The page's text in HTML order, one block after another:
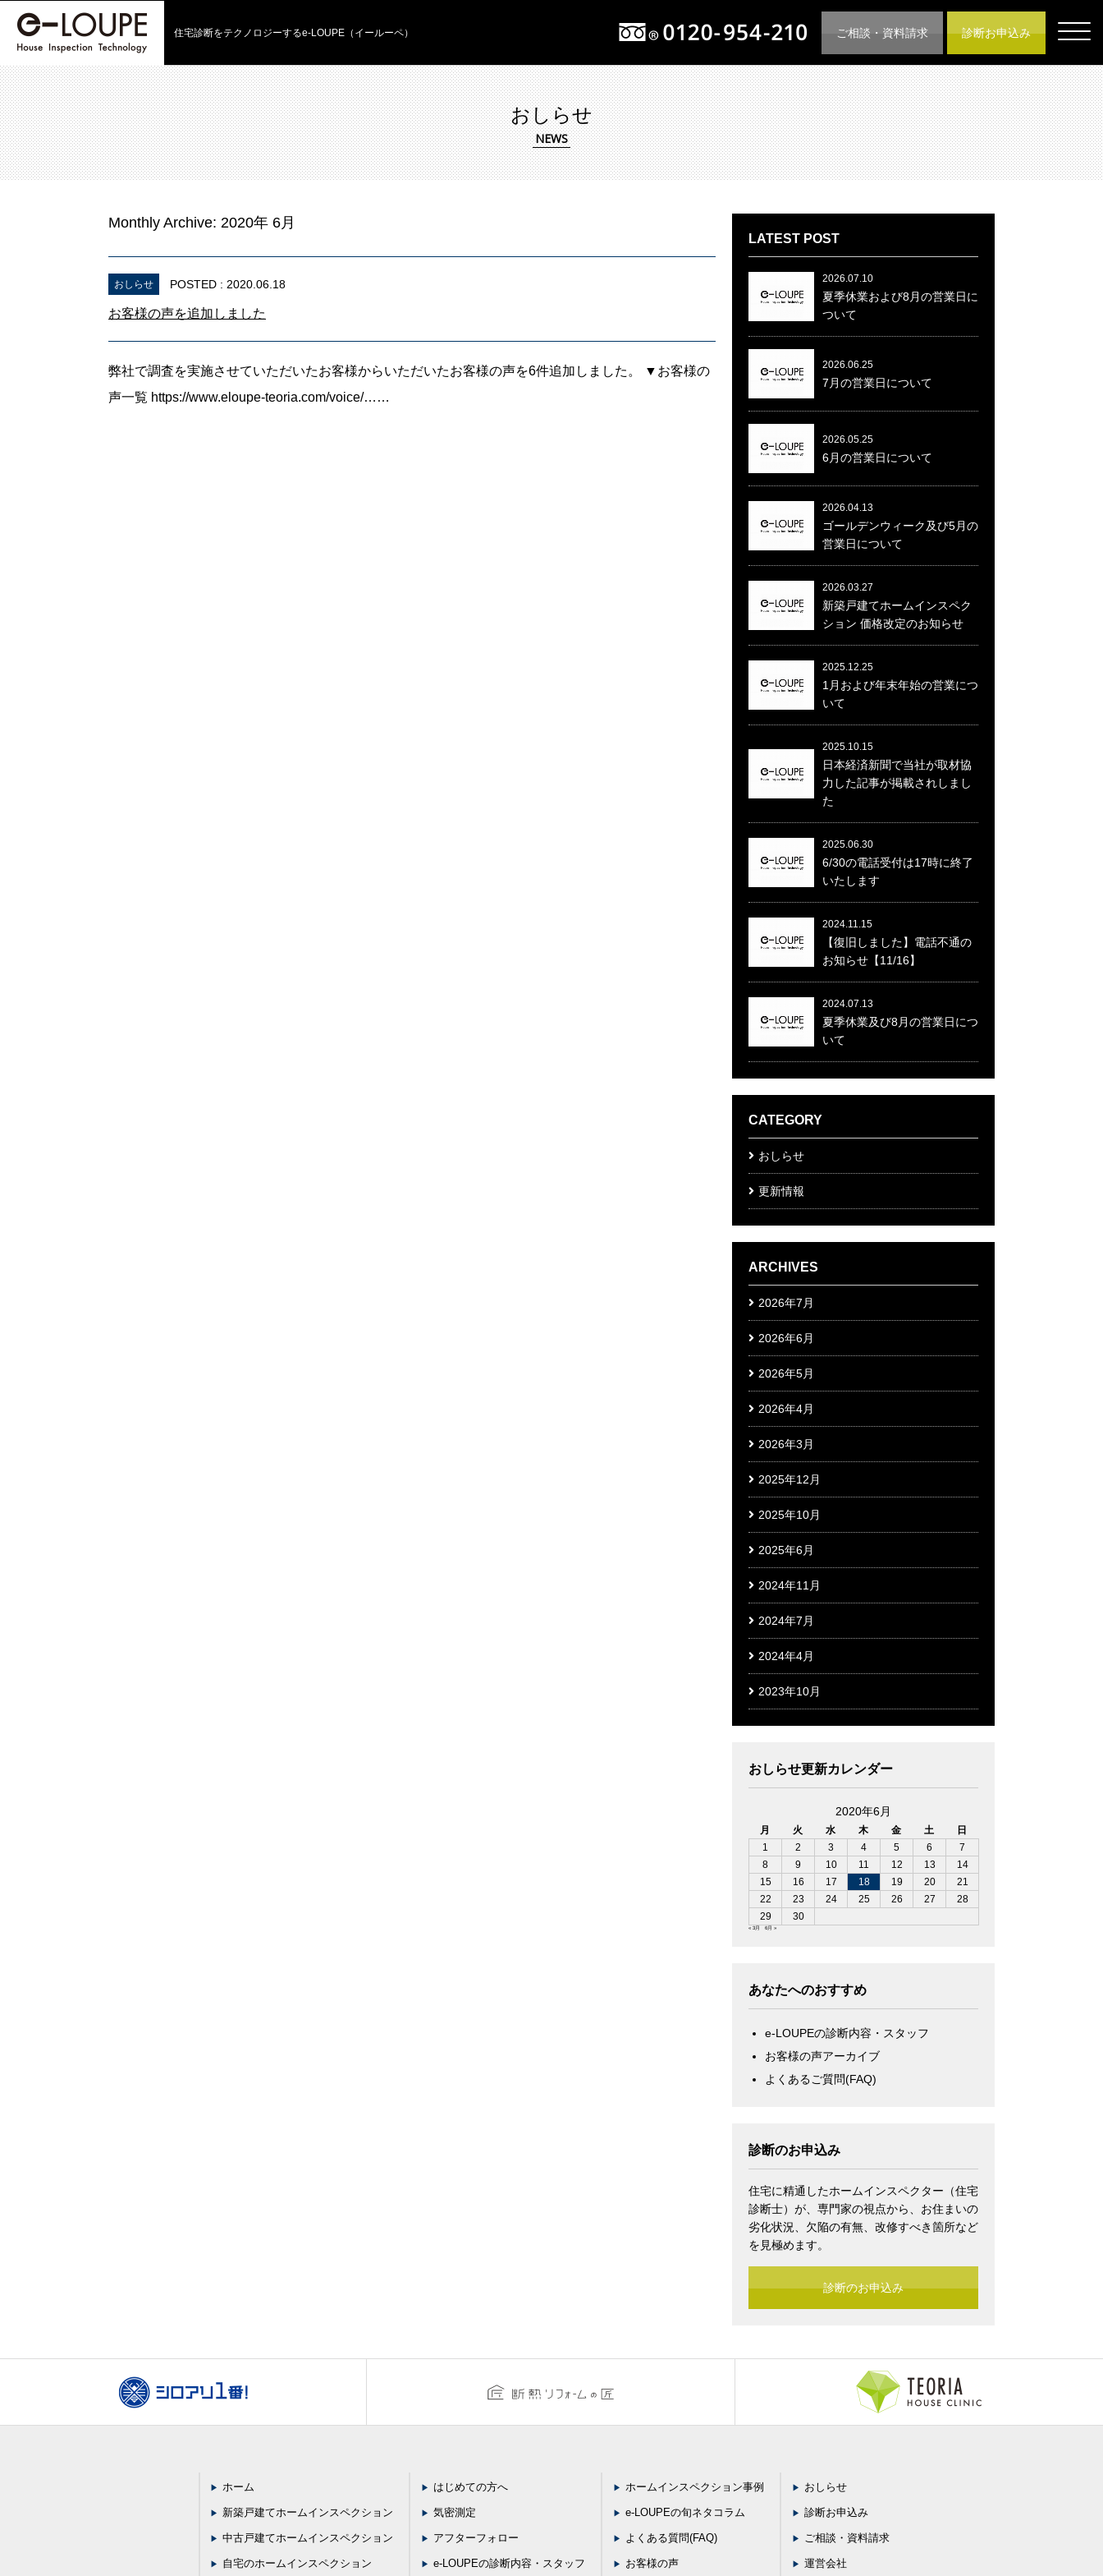
住宅診断をテクノロジーするe-LOUPE（イールーペ） ご相談・資料請求 診断お申込み
おしらせ
Monthly Archive: 2020年 6月
おしらせ POSTED : 2020.06.18
お客様の声を追加しました
弊社で調査を実施させていただいたお客様からいただいたお客様の声を6件追加しました。 ▼お客様の
声一覧 https://www.eloupe-teoria.com/voice/……
LATEST POST
2026.07.10
夏季休業および8月の営業日に
ついて
2026.06.25
7月の営業日について
2026.05.25
6月の営業日について
2026.04.13
ゴールデンウィーク及び5月の
営業日について
2026.03.27
新築戸建てホームインスペク
ション 価格改定のお知らせ
2025.12.25
1月および年末年始の営業につ
いて
2025.10.15
日本経済新聞で当社が取材協
力した記事が掲載されしまし
た
2025.06.30
6/30の電話受付は17時に終了
いたします
2024.11.15
【復旧しました】電話不通の
お知らせ【11/16】
2024.07.13
夏季休業及び8月の営業日につ
いて
CATEGORY
おしらせ
更新情報
ARCHIVES
2026年7月
2026年6月
2026年5月
2026年4月
2026年3月
2025年12月
2025年10月
2025年6月
2024年11月
2024年7月
2024年4月
2023年10月
おしらせ更新カレンダー
2020年6月
月 火 水 木 金 土
日
1
2 3 4 5 6
7
8
9 10 11 12 13
14
15
16 17 18 19 20
21
22
23 24 25 26 27
28
29
30
« 3月 6月 »
あなたへのおすすめ
e-LOUPEの診断内容・スタッフ
お客様の声アーカイブ
よくあるご質問(FAQ)
診断のお申込み
住宅に精通したホームインスペクター（住宅
診断士）が、専門家の視点から、お住まいの
劣化状況、欠陥の有無、改修すべき箇所など
を見極めます。
診断のお申込み
ホーム
新築戸建てホームインスペクション
中古戸建てホームインスペクション
自宅のホームインスペクション
はじめての方へ
気密測定
アフターフォロー
e-LOUPEの診断内容・スタッフ
ホームインスペクション事例
e-LOUPEの旬ネタコラム
よくある質問(FAQ)
お客様の声
おしらせ
診断お申込み
ご相談・資料請求
運営会社